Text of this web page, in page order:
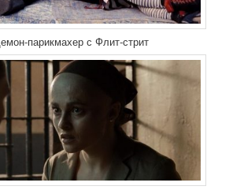
парикмахер с Флит-стрит